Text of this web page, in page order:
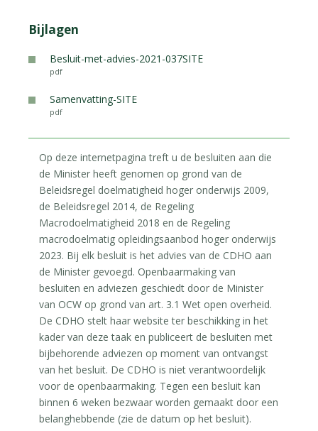
Bijlagen
Besluit-met-advies-2021-037SITE
pdf
Samenvatting-SITE
pdf
Op deze internetpagina treft u de besluiten aan die
de Minister heeft genomen op grond van de
Beleidsregel doelmatigheid hoger onderwijs 2009,
de Beleidsregel 2014, de Regeling
Macrodoelmatigheid 2018 en de Regeling
macrodoelmatig opleidingsaanbod hoger onderwijs
2023. Bij elk besluit is het advies van de CDHO aan
de Minister gevoegd. Openbaarmaking van
besluiten en adviezen geschiedt door de Minister
van OCW op grond van art. 3.1 Wet open overheid.
De CDHO stelt haar website ter beschikking in het
kader van deze taak en publiceert de besluiten met
bijbehorende adviezen op moment van ontvangst
van het besluit. De CDHO is niet verantwoordelijk
voor de openbaarmaking. Tegen een besluit kan
binnen 6 weken bezwaar worden gemaakt door een
belanghebbende (zie de datum op het besluit).